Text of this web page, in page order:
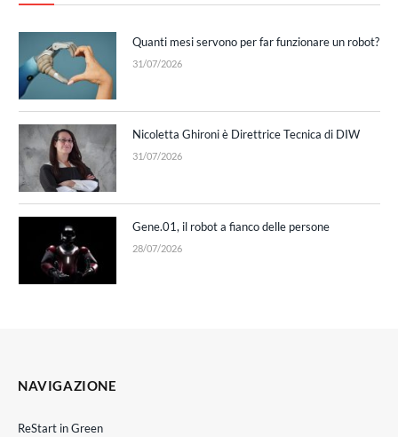
Quanti mesi servono per far funzionare un robot?
31/07/2026
Nicoletta Ghironi è Direttrice Tecnica di DIW
31/07/2026
Gene.01, il robot a fianco delle persone
28/07/2026
NAVIGAZIONE
ReStart in Green